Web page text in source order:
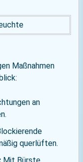
Maßnahmen
an
querlüften.
Mit Bürste